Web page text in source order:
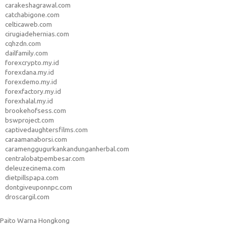
carakeshagrawal.com
catchabigone.com
celticaweb.com
cirugiadehernias.com
cqhzdn.com
dailfamily.com
forexcrypto.my.id
forexdana.my.id
forexdemo.my.id
forexfactory.my.id
forexhalal.my.id
brookehofsess.com
bswproject.com
captivedaughtersfilms.com
caraamanaborsi.com
caramenggugurkankandunganherbal.com
centralobatpembesar.com
deleuzecinema.com
dietpillspapa.com
dontgiveuponnpc.com
droscargil.com
Paito Warna Hongkong